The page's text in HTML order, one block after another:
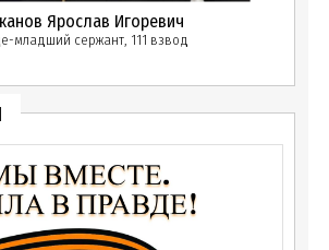
Ярослав Игоревич
младший сержант, 111 взвод